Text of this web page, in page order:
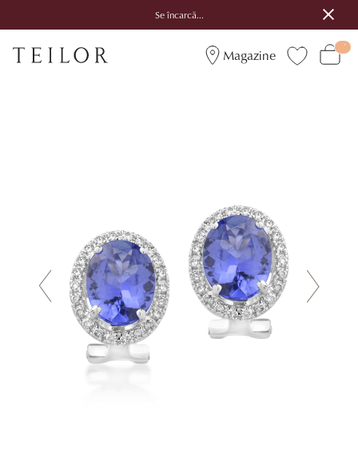
Se încarcă...
Magazine